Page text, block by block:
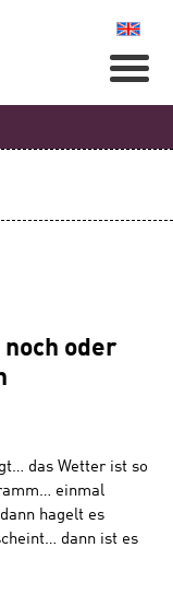
noch oder
das Wetter ist so
einmal
hagelt es
dann ist es